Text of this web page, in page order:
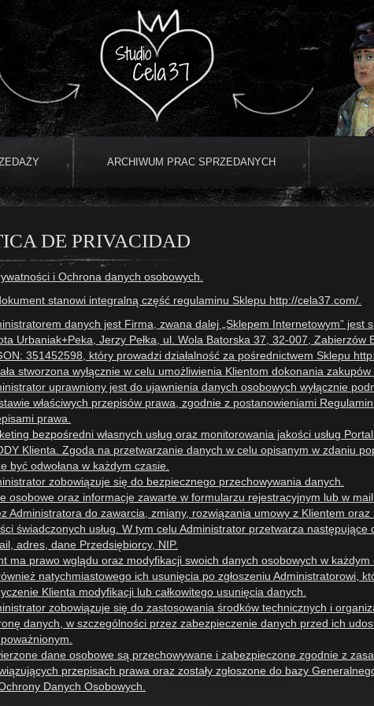
ARCHIWUM PRAC SPRZEDANYCH
DE PRIVACIDAD
i Ochrona danych osobowych.
stanowi integralną część regulaminu Sklepu http://cela37.com/
danych jest Firma, zwana dalej „Sklepem Internetowym” jest
Urbaniak+Peka, Jerzy Pełka, ul. Wola Batorska 37, 32-007, Zabierzów
351452598, który prowadzi działalność za pośrednictwem Sklepu
stworzona wyłącznie w celu umożliwienia Klientom dokonania
uprawniony jest do ujawnienia danych osobowych wyłącznie
właściwych przepisów prawa, zgodnie z postanowieniami
prawa.
bezpośredni własnych usług oraz monitorowania jakości usług
Klienta. Zgoda na przetwarzanie danych w celu opisanym w zdaniu
być odwołana w każdym czasie.
zobowiązuje się do bezpiecznego przechowywania danych.
osobowe oraz informacje zawarte w formularzu rejestracyjnym lub w
Administratora do zawarcia, zmiany, rozwiązania umowy z Klientem
świadczonych usług. W tym celu Administrator przetwarza
adres, dane Przedsiębiorcy, NIP.
ma prawo wglądu oraz modyfikacji swoich danych osobowych w każdym
natychmiastowego ich usunięcia po zgłoszeniu Administratorowi,
Klienta modyfikacji lub całkowitego usunięcia danych.
zobowiązuje się do zastosowania środków technicznych i
danych, w szczególności przez zabezpieczenie danych przed ich
dane osobowe są przechowywane i zabezpieczone zgodnie z
przepisach prawa oraz zostały zgłoszone do bazy
Danych Osobowych.